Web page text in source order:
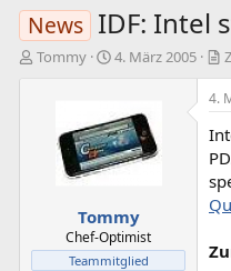
News IDF: Intel
E
Tommy
E
t
e
l
l
a
m
4. März 2005
Tommy
Chef-Optimist
Teammitglied
4.